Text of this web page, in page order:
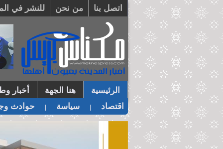
اتصل بنا من نحن للنشر في
الرئيسية
اقتصاد
سياسة حوادث
هنا الجهة أخبار